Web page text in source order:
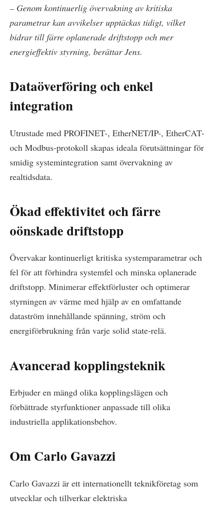
– Genom kontinuerlig övervakning av kritiska
parametrar kan avvikelser upptäckas tidigt, vilket
bidrar till färre oplanerade driftstopp och mer
energieffektiv styrning, berättar Jens.
Dataöverföring och enkel
integration
Utrustade med PROFINET-, EtherNET/IP-, EtherCAT-
och Modbus-protokoll skapas ideala förutsättningar för
smidig systemintegration samt övervakning av
realtidsdata.
Ökad effektivitet och färre
oönskade driftstopp
Övervakar kontinuerligt kritiska systemparametrar och
fel för att förhindra systemfel och minska oplanerade
driftstopp. Minimerar effektförluster och optimerar
styrningen av värme med hjälp av en omfattande
dataström innehållande spänning, ström och
energiförbrukning från varje solid state-relä.
Avancerad kopplingsteknik
Erbjuder en mängd olika kopplingslägen och
förbättrade styrfunktioner anpassade till olika
industriella applikationsbehov.
Om Carlo Gavazzi
Carlo Gavazzi är ett internationellt teknikföretag som
utvecklar och tillverkar elektriska